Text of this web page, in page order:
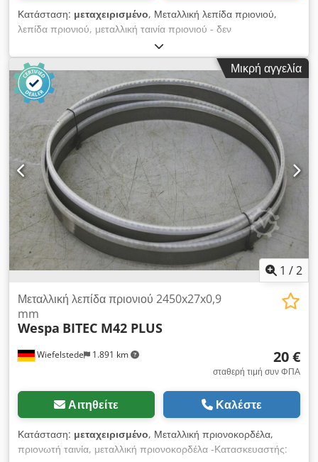
Κατάσταση: μεταχειρισμένο, Μεταλλική λεπίδα πριονιού,
λεπίδα πριονιού, μεταλλική ταινία πριονιού - δεν
χρησιμοποιείται σε: αρχική συσκευασία - Διαστάσεις: 2625 x 20
x 0,9 mm - Οδήγηση: 6/10 ZpZ W - Τιμή: ανά τεμάχιο -
Αριθμός: 7 τεμάχια - Βάρος: 0,4 kg /κομμάτι Dedod Ttrzepfx
Anljwa
Μικρή αγγελία
1 /2
Wiefelstede 1.891 km
Μεταλλική λεπίδα πριονιού 2450x27x0,9
mm
Wespa BITEC M42 PLUS
20 €
σταθερή τιμή συν ΦΠΑ
Αιτηθείτε Καλέστε
Κατάσταση: μεταχειρισμένο, Μεταλλική πριονοκορδέλα,
πριονωτή ταινία, μεταλλική πριονοκορδέλα -Κατασκευαστής: